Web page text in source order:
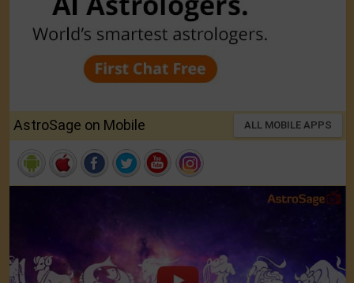
AstroSage on Mobile ALL MOBILE APPS